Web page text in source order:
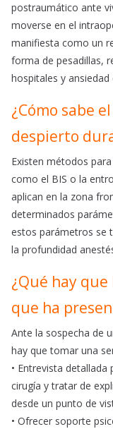
postraumático ante
moverse en el
manifiesta como un
forma de pesadillas,
hospitales y
¿Cómo sabe
despierto
Existen métodos
como el BIS o la
aplican en la zona
determinados
estos parámetros se
la profundidad
¿Qué hay
que ha
Ante la sospecha de
hay que tomar una
• Entrevista
cirugía y tratar de
desde un punto de
• Ofrecer soporte